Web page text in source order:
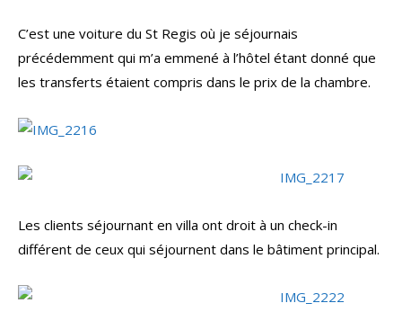
C’est une voiture du St Regis où je séjournais
précédemment qui m’a emmené à l’hôtel étant donné que
les transferts étaient compris dans le prix de la chambre.
Les clients séjournant en villa ont droit à un check-in
différent de ceux qui séjournent dans le bâtiment principal.